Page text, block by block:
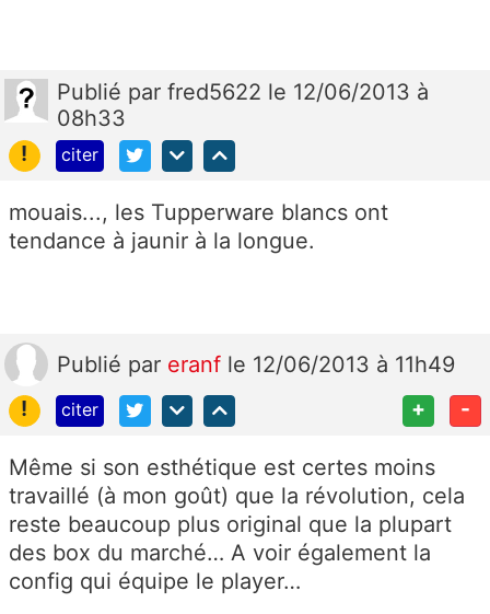
Publié par fred5622 le 12/06/2013 à
08h33
!
citer
mouais..., les Tupperware blancs ont
tendance à jaunir à la longue.
Publié par eranf le 12/06/2013 à 11h49
!
citer + -
Même si son esthétique est certes moins
travaillé (à mon goût) que la révolution, cela
reste beaucoup plus original que la plupart
des box du marché… A voir également la
config qui équipe le player…